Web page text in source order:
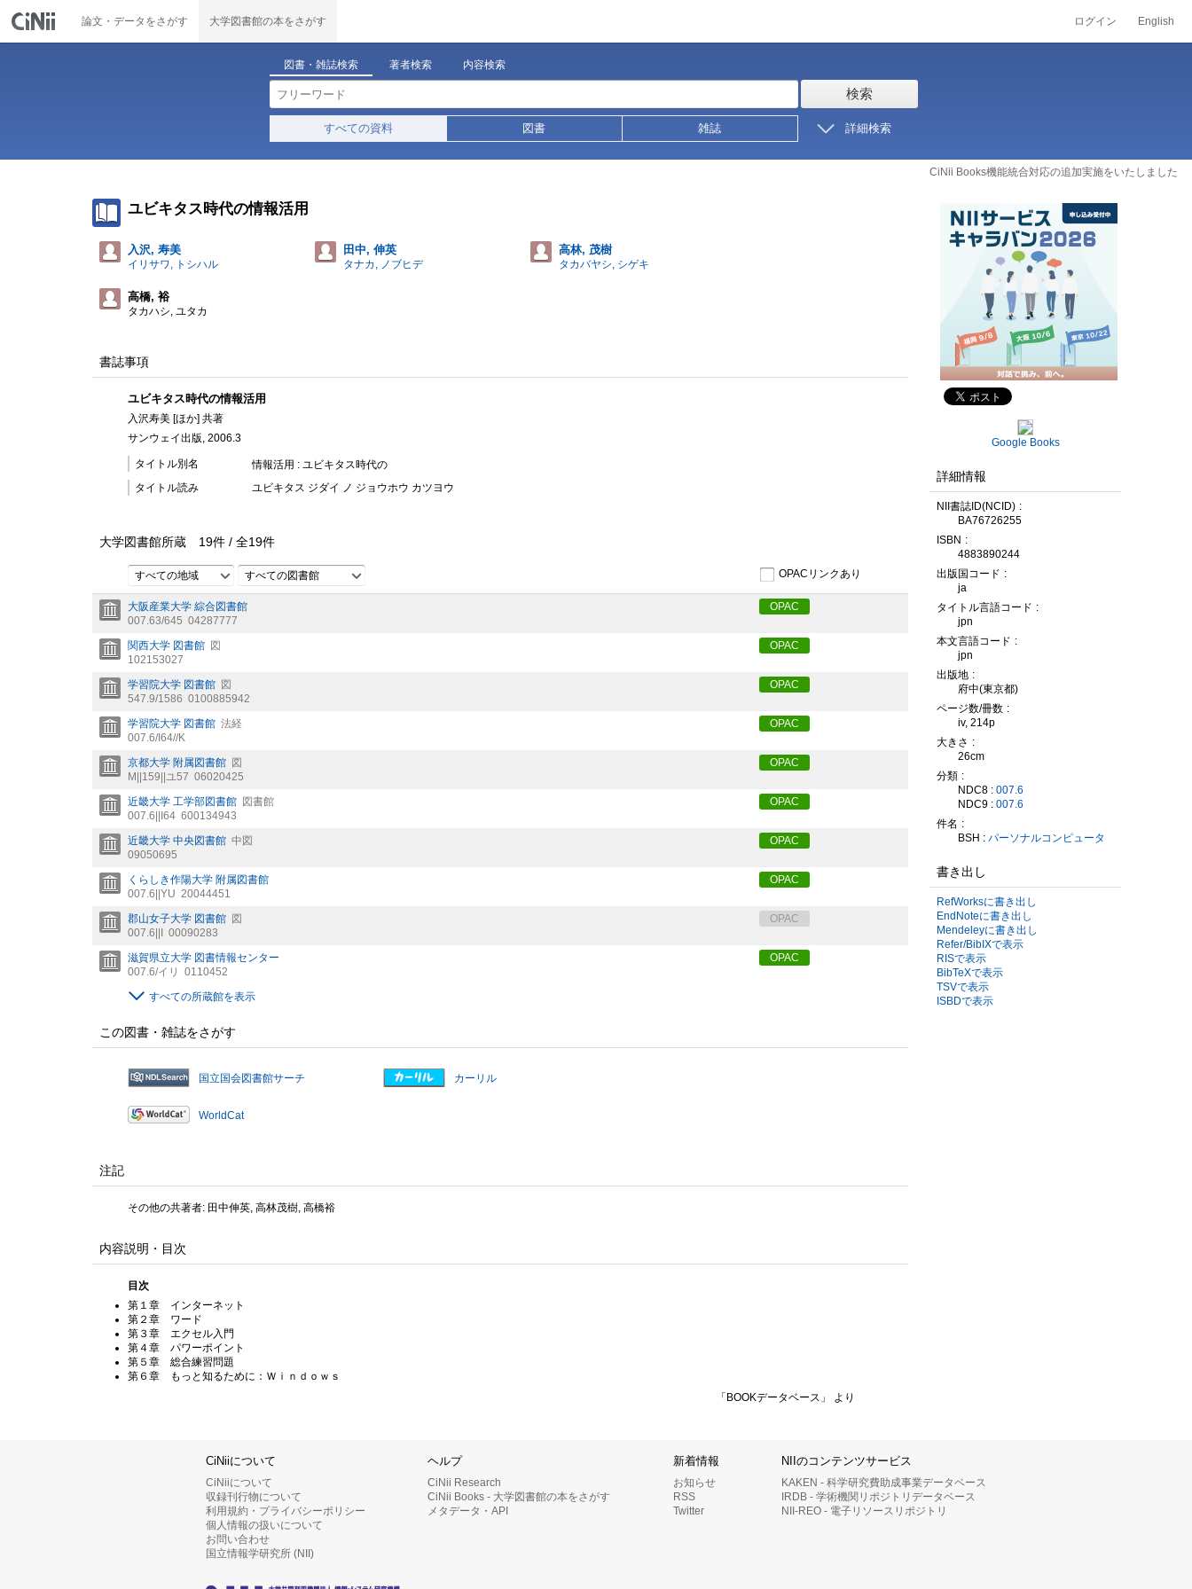
論文・データをさがす 大学図書館の本をさがす ログイン English
図書・雑誌検索 著者検索 内容検索
検索
すべての資料 図書 雑誌 詳細検索
CiNii Books機能統合対応の追加実施をいたしました
ユビキタス時代の情報活用
入沢, 寿美
イリサワ, トシハル
田中, 伸英
タナカ, ノブヒデ
高林, 茂樹
タカバヤシ, シゲキ
高橋, 裕
タカハシ, ユタカ
書誌事項
ユビキタス時代の情報活用
入沢寿美 [ほか] 共著
サンウェイ出版, 2006.3
タイトル別名
情報活用 : ユビキタス時代の
タイトル読み
ユビキタス ジダイ ノ ジョウホウ カツヨウ
大学図書館所蔵 19件 / 全19件
すべての地域 すべての図書館 OPACリンクあり
大阪産業大学 綜合図書館
007.63/645 04287777
OPAC
関西大学 図書館 図
102153027
OPAC
学習院大学 図書館 図
547.9/1586 0100885942
OPAC
学習院大学 図書館 法経
007.6/I64//K
OPAC
京都大学 附属図書館 図
M||159||ユ57 06020425
OPAC
近畿大学 工学部図書館 図書館
007.6||I64 600134943
OPAC
近畿大学 中央図書館 中図
09050695
OPAC
くらしき作陽大学 附属図書館
007.6||YU 20044451
OPAC
郡山女子大学 図書館 図
007.6||I
00090283
OPAC
滋賀県立大学 図書情報センター
007.6/イリ
0110452
OPAC
すべての所蔵館を表示
この図書・雑誌をさがす
国立国会図書館サーチ カーリル
WorldCat
注記
その他の共著者: 田中伸英, 高林茂樹, 高橋裕
内容説明・目次
目次
第１章 インターネット
第２章 ワード
第３章 エクセル入門
第４章 パワーポイント
第５章 総合練習問題
第６章 もっと知るために：Ｗｉｎｄｏｗｓ
「BOOKデータベース」 より
Google Books
詳細情報
NII書誌ID(NCID)
BA76726255
ISBN
4883890244
出版国コード
ja
タイトル言語コード
jpn
本文言語コード
jpn
出版地
府中(東京都)
ページ数/冊数
iv, 214p
大きさ
26cm
分類
NDC8 : 007.6
NDC9 : 007.6
件名
BSH : パーソナルコンピュータ
書き出し
RefWorksに書き出し
EndNoteに書き出し
Mendeleyに書き出し
Refer/BibIXで表示
RISで表示
BibTeXで表示
TSVで表示
ISBDで表示
CiNiiについて
CiNiiについて
収録刊行物について
利用規約・プライバシーポリシー
個人情報の扱いについて
お問い合わせ
国立情報学研究所 (NII)
ヘルプ
CiNii Research
CiNii Books - 大学図書館の本をさがす
メタデータ・API
新着情報
お知らせ
RSS
Twitter
NIIのコンテンツサービス
KAKEN - 科学研究費助成事業データベース
IRDB - 学術機関リポジトリデータベース
NII-REO - 電子リソースリポジトリ